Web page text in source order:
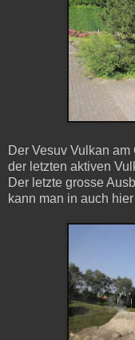
Der Vesuv Vulkan
der letzten aktiven
Der letzte grosse
kann man in auch